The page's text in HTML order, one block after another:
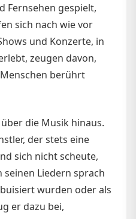
Fernsehen gespielt,
sich nach wie vor
und Konzerte, in
zeugen davon,
berührt
die Musik hinaus.
der stets eine
sich nicht scheute,
seinen Liedern sprach
wurden oder als
er dazu bei,